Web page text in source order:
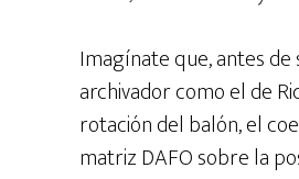
Imagínate que, antes
archivador como el de
rotación del balón, el
matriz DAFO sobre la